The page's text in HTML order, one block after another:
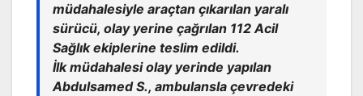
müdahalesiyle araçtan çıkarılan yaralı
sürücü, olay yerine çağrılan 112 Acil
Sağlık ekiplerine teslim edildi.
İlk müdahalesi olay yerinde yapılan
Abdulsamed S., ambulansla çevredeki